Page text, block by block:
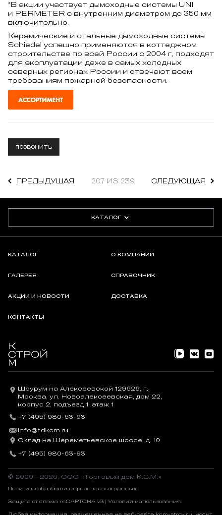
*В акции участвует дымоходные системы UNI
и PERMETER с внутренним диаметром до 350 мм
включительно.
Керамические и стальные дымоходные системы
Schiedel успешно применяются в коттеджном
строительстве по всей России с 2004 г, подходят
для эксплуатации даже в самых холодных
северных регионах России и отвечают всем
требованиям пожарной безопасности.
ПОЗВОНИТЬ
ПРЕДЫДУШАЯ 207 ИЗ 239 СЛЕДУЮЩАЯ
КАТАЛОГ
КАТАЛОГ О КОМПАНИИ
ГАЛЕРЕЯ СПРАВОЧНИК
АКЦИИ И НОВОСТИ ДОСТАВКА
КОНТАКТЫ
Шоурум на Алексеевской 129626, г.
Москва, ул. Новоалексеевская, дом 22,
корпус 2, подъезд 1, этаж 1
+7 (495) 980-63-93
info@tdkcm.ru
Склад на Шереметьевское шоссе, д. 10
+7 (495) 980-63-93
© 2009—2026, OOO «Торговый дом К.С.М.»
Политика обработки персональных данных
Защита от спама reCAPTCHA v3 | Условия использования.